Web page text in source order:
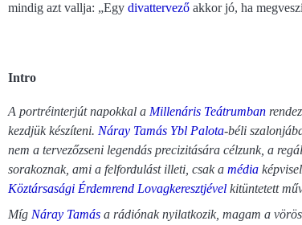
mindig azt vallja: „Egy divattervező akkor jó, ha
Intro
A portréinterjút napokkal a Millenáris Teátrumban
kezdjük készíteni. Náray Tamás Ybl Palota-béli
nem a tervezőzseni legendás precizitására célzunk, a
sorakoznak, ami a felfordulást illeti, csak a média
Köztársasági Érdemrend Lovagkeresztjével kitüntetett
Míg Náray Tamás a rádiónak nyilatkozik, magam a